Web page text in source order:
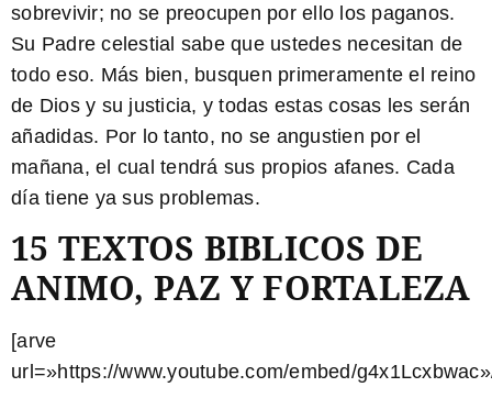
sobrevivir; no se preocupen por ello los paganos.
Su Padre celestial sabe que ustedes necesitan de
todo eso. Más bien, busquen primeramente el reino
de Dios y su justicia, y todas estas cosas les serán
añadidas. Por lo tanto, no se angustien por el
mañana, el cual tendrá sus propios afanes. Cada
día tiene ya sus problemas.
15 TEXTOS BIBLICOS DE
ANIMO, PAZ Y FORTALEZA
[arve
url=»https://www.youtube.com/embed/